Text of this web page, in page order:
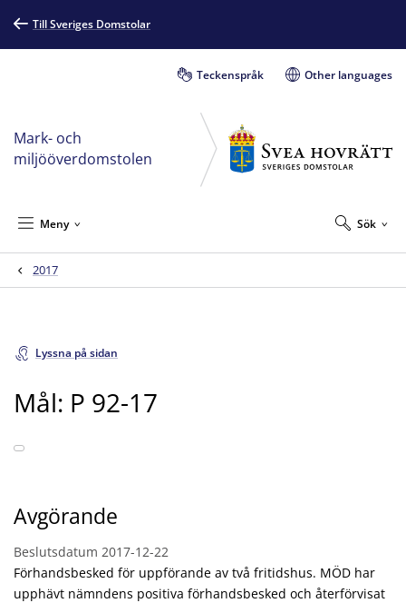
Till Sveriges Domstolar
Teckenspråk Other languages
Mark- och
miljööverdomstolen
Sök
Meny
2017
Lyssna på sidan
Mål: P 92-17
Avgörande
Beslutsdatum 2017-12-22
Förhandsbesked för uppförande av två fritidshus. MÖD har
upphävt nämndens positiva förhandsbesked och återförvisat